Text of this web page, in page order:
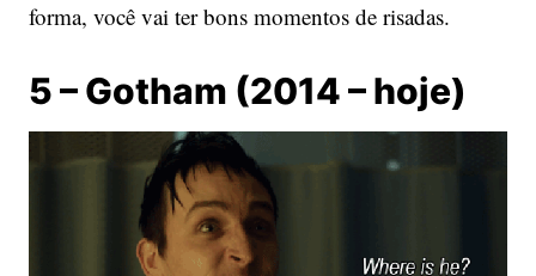
forma, você vai ter bons momentos de risadas.
5 – Gotham (2014 – hoje)